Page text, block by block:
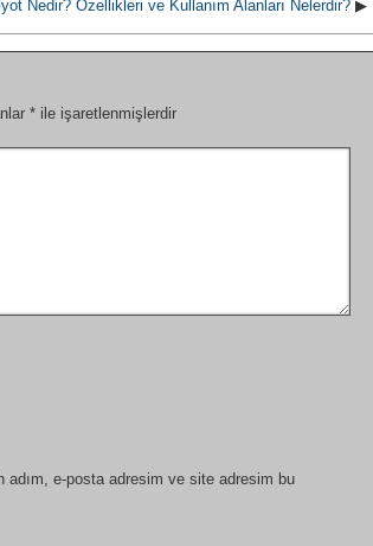
İyot Nedir? Özellikleri ve Kullanım Alanları Nelerdir? ▶
* ile işaretlenmişlerdir
adım, e-posta adresim ve site adresim bu